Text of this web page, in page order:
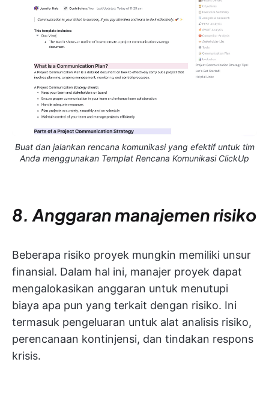
Buat dan jalankan rencana komunikasi yang efektif untuk tim
Anda menggunakan Templat Rencana Komunikasi ClickUp
8. Anggaran manajemen risiko
Beberapa risiko proyek mungkin memiliki unsur
finansial. Dalam hal ini, manajer proyek dapat
mengalokasikan anggaran untuk menutupi
biaya apa pun yang terkait dengan risiko. Ini
termasuk pengeluaran untuk alat analisis risiko,
perencanaan kontinjensi, dan tindakan respons
krisis.